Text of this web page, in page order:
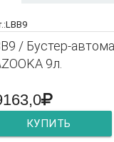
/ Бустер-
9л.
КУПИТЬ